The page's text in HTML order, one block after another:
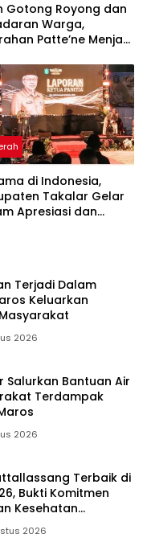
Gotong Royong dan
Warga,
Patte’ne Menjadi
di Indonesia,
Takalar Gelar
Apresiasi dan
Terjadi Dalam
Keluarkan
2026
Salurkan Bantuan Air
Terdampak
2026
Terbaik di
Bukti Komitmen
Kesehatan
2026